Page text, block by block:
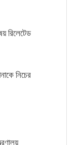
রিলেটেড
নিচের